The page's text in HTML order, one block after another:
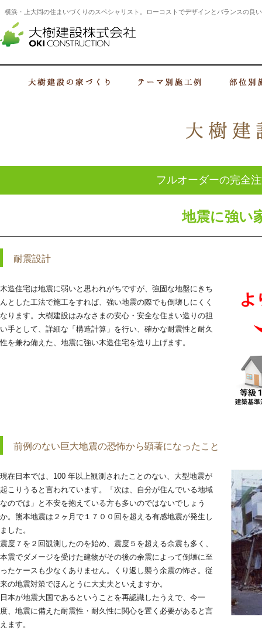
横浜・上大岡の住まいづくりのスペシャリスト。ローコストでデザインとバランスの良
フルオーダーの完全
地震に強い
耐震設計
木造住宅は地震に弱いと思われがちですが、強固な地盤にきち
んとした工法で施工をすれば、強い地震の際でも倒壊しにくく
なります。大樹建設はみなさまの安心・安全な住まい造りの担
い手として、詳細な「構造計算」を行い、確かな耐震性と耐久
性を兼ね備えた、地震に強い木造住宅を造り上げます。
前例のない巨大地震の恐怖から顕著になったこと
現在日本では、100 年以上観測されたことのない、大型地震が
起こりうると言われています。「次は、自分が住んでいる地域
なのでは」と不安を抱えている方も多いのではないでしょう
か。熊本地震は２ヶ月で１７００回を超える有感地震が発生し
ました。
震度７を２回観測したのを始め、震度５を超える余震も多く、
本震でダメージを受けた建物がその後の余震によって倒壊に至
ったケースも少なくありません。くり返し襲う余震の怖さ。従
来の地震対策でほんとうに大丈夫といえますか。
日本が地震大国であるということを再認識したうえで、今一
度、地震に備えた耐震性・耐久性に関心を置く必要があると言
えます。